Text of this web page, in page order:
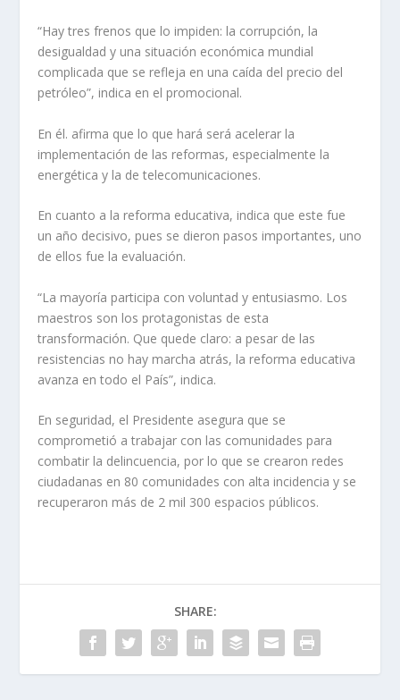
“Hay tres frenos que lo impiden: la corrupción, la
desigualdad y una situación económica mundial
complicada que se refleja en una caída del precio del
petróleo”, indica en el promocional.
En él. afirma que lo que hará será acelerar la
implementación de las reformas, especialmente la
energética y la de telecomunicaciones.
En cuanto a la reforma educativa, indica que este fue
un año decisivo, pues se dieron pasos importantes, uno
de ellos fue la evaluación.
“La mayoría participa con voluntad y entusiasmo. Los
maestros son los protagonistas de esta
transformación. Que quede claro: a pesar de las
resistencias no hay marcha atrás, la reforma educativa
avanza en todo el País”, indica.
En seguridad, el Presidente asegura que se
comprometió a trabajar con las comunidades para
combatir la delincuencia, por lo que se crearon redes
ciudadanas en 80 comunidades con alta incidencia y se
recuperaron más de 2 mil 300 espacios públicos.
SHARE: